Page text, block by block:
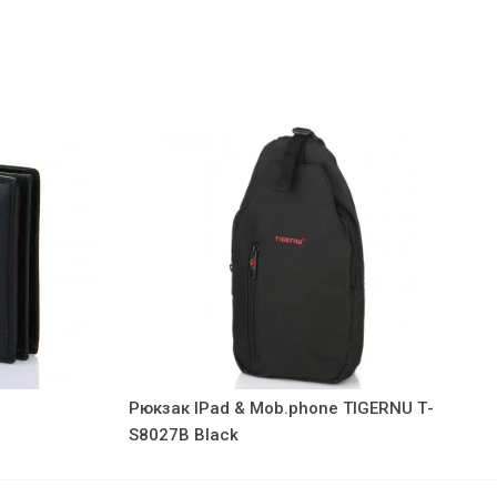
Рюкзак IPad & Mob.phone TIGERNU Т-
S8027B Black